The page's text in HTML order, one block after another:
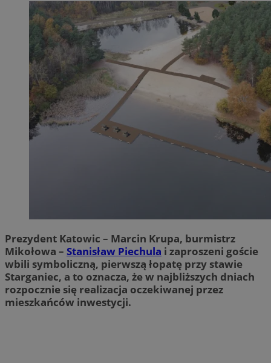
Prezydent Katowic – Marcin Krupa, burmistrz
Mikołowa – Stanisław Piechula i zaproszeni goście
wbili symboliczną, pierwszą łopatę przy stawie
Starganiec, a to oznacza, że w najbliższych dniach
rozpocznie się realizacja oczekiwanej przez
mieszkańców inwestycji.